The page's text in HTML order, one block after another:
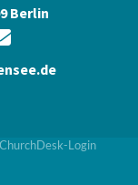
Berlin
ChurchDesk-Login